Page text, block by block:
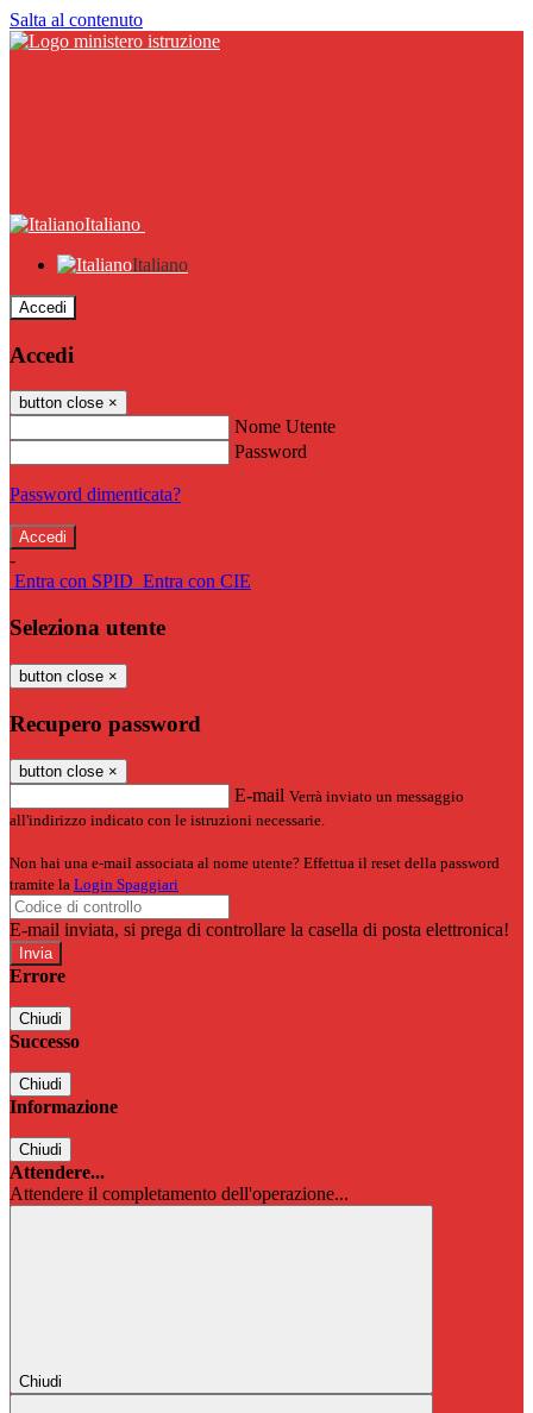
Salta al contenuto
Italiano
Italiano
Accedi
Accedi
button close ×
Nome Utente
Password
Password dimenticata?
-
Entra con SPID Entra con CIE
Seleziona utente
button close ×
Recupero password
button close ×
E-mail Verrà inviato un messaggio
all'indirizzo indicato con le istruzioni necessarie.
Non hai una e-mail associata al nome utente? Effettua il reset della password
tramite la Login Spaggiari
E-mail inviata, si prega di controllare la casella di posta elettronica!
Errore
Chiudi
Successo
Chiudi
Informazione
Chiudi
Attendere...
Attendere il completamento dell'operazione...
Chiudi